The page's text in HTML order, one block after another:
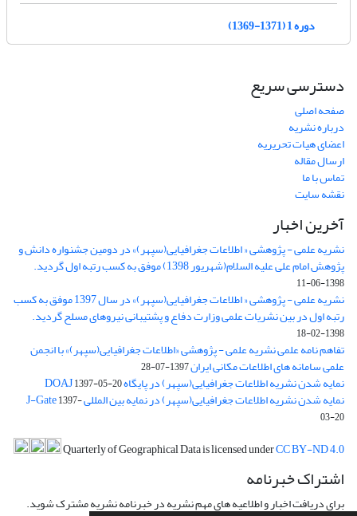
دوره 1 (1371-1369)
دسترسی سریع
صفحه اصلی
درباره نشریه
اعضای هیات تحریریه
ارسال مقاله
تماس با ما
نقشه سایت
آخرین اخبار
نشریه علمی - پژوهشی « اطلاعات جغرافیایی(سپهر)» در دومین جشنواره دانش و
پژوهش امام علی علیه السلام(شهریور 1398) موفق به کسب رتبه اول گردید.
1398-06-11
نشریه علمی - پژوهشی « اطلاعات جغرافیایی(سپهر)» در سال 1397 موفق به کسب
رتبه اول در بین نشریات علمی وزارت دفاع و پشتیبانی نیروهای مسلح گردید.
1398-02-18
تفاهم نامه علمی نشریه علمی - پژوهشی «اطلاعات جغرافیایی(سپهر)» با انجمن
علمی سامانه های اطلاعات مکانی ایران1397-07-28
نمایه شدن نشریه اطلاعات جغرافیایی(سپهر) در پایگاه DOAJ1397-05-20
نمایه شدن نشریه اطلاعات جغرافیایی(سپهر) در نمایه بین المللی J-Gate1397-
03-20
Quarterly of Geographical Data is licensed underCC BY-ND 4.0
اشتراک خبرنامه
برای دریافت اخبار و اطلاعیه های مهم نشریه در خبرنامه نشریه مشترک شوید.